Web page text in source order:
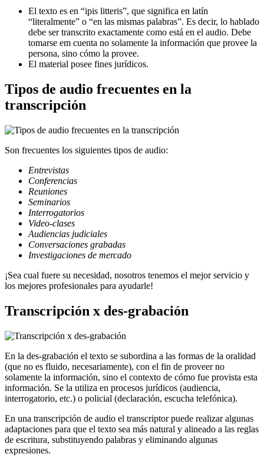
El texto es en “ipis litteris”, que significa en latín
“literalmente” o “en las mismas palabras”. Es decir, lo hablado
debe ser transcrito exactamente como está en el audio. Debe
tomarse em cuenta no solamente la información que provee la
persona, sino cómo la provee.
El material posee fines jurídicos.
Tipos de audio frecuentes en la
transcripción
Son frecuentes los siguientes tipos de audio:
Entrevistas
Conferencias
Reuniones
Seminarios
Interrogatorios
Video-clases
Audiencias judiciales
Conversaciones grabadas
Investigaciones de mercado
¡Sea cual fuere su necesidad, nosotros tenemos el mejor servicio y
los mejores profesionales para ayudarle!
Transcripción x des-grabación
En la des-grabación el texto se subordina a las formas de la oralidad
(que no es fluido, necesariamente), con el fin de proveer no
solamente la información, sino el contexto de cómo fue provista esta
información. Se la utiliza en procesos jurídicos (audiencia,
interrogatorio, etc.) o policial (declaración, escucha telefónica).
En una transcripción de audio el transcriptor puede realizar algunas
adaptaciones para que el texto sea más natural y alineado a las reglas
de escritura, substituyendo palabras y eliminando algunas
expresiones.